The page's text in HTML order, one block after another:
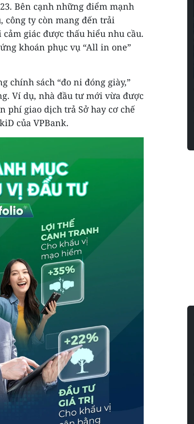
Bên cạnh những điểm mạnh
công ty còn mang đến trải
giác được thấu hiểu nhu cầu.
khoán phục vụ “All in one”
chính sách “đo ni đóng giày,”
Ví dụ, nhà đầu tư mới vừa được
phí giao dịch trả Sở hay cơ chế
của VPBank.